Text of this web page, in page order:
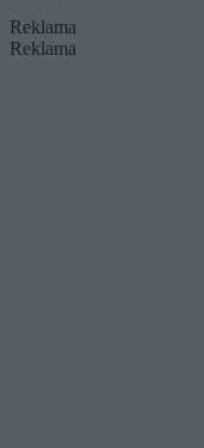
Reklama
Reklama